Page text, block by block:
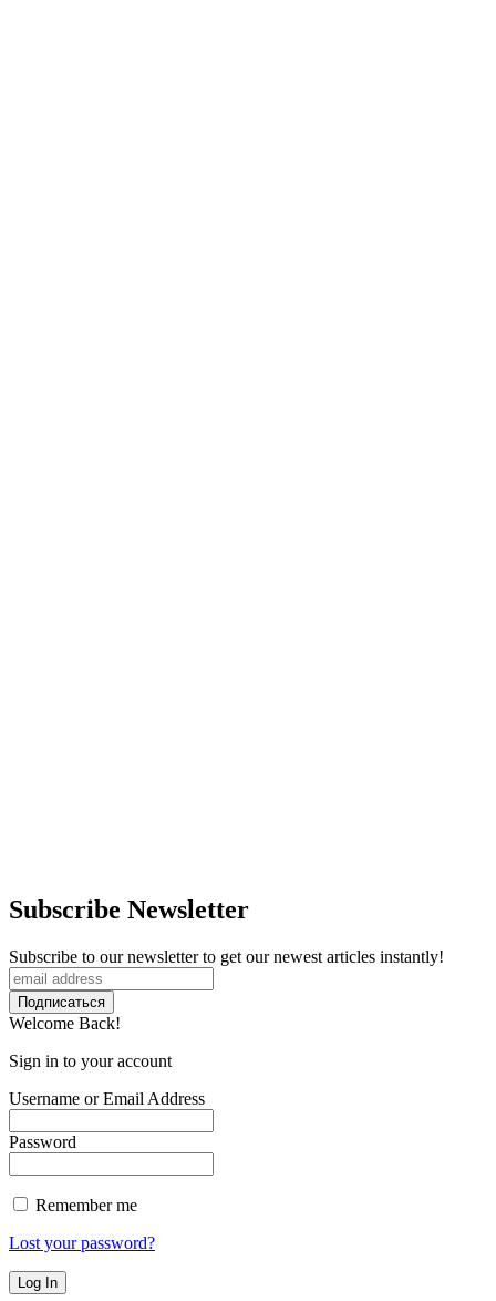
Subscribe Newsletter
Subscribe to our newsletter to get our newest articles instantly!
Welcome Back!
Sign in to your account
Username or Email Address
Password
Remember me
Lost your password?